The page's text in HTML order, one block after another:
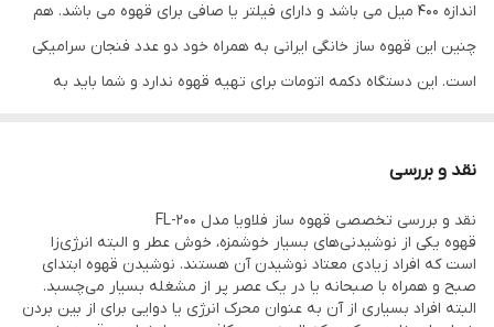
امکانات و قابلیت ها
دارای کلید خاموش و روشن، فیلتر قابل
شستشو، کفی ضد لغزش برای فنجان ها
ابعاد ۲۰x۱۵x۲۰ سانتی متر
اندازه 400 میل می باشد و دارای فیلتر یا صافی برای قهوه می باشد. هم
چنین این قهوه ساز خانگی ایرانی به همراه خود دو عدد فنجان سرامیکی
است. این دستگاه دکمه اتومات برای تهیه قهوه ندارد و شما باید به
ساز مدل FL-200 رنگ مشکی نیز 85 سانتی متر می باشد.یکی از بهترین
ویژگی های این دستگاه قهوه ساز ایرانی این است که کفی آن ضد لغزش
برای فنجان می باشد و به همین دلیل با روشن بودن دستگاه امکان
نقد و بررسی
نقد و بررسی تخصصی قهوه ساز فلاویا مدل FL-200
قهوه یکی از نوشیدنی‌های بسیار خوشمزه، خوش عطر و البته انرژی‌زا
است که افراد زیادی معتاد نوشیدن آن هستند. نوشیدن قهوه ابتدای
صبح و همراه با صبحانه یا در یک عصر پر از مشغله بسیار می‌چسبد.
البته افراد بسیاری از آن به عنوان محرک انرژی یا دوایی برای از بین بردن